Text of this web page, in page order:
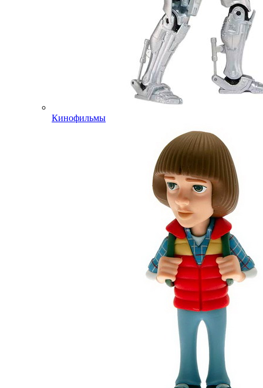
Кинофильмы